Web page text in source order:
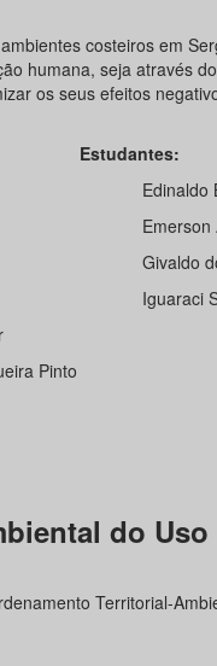
costeiros em
humana, seja através
os seus efeitos
Estudantes:
Pinto
Edinaldo
Emerson
Givaldo
Iguaraci
do
Territorial-